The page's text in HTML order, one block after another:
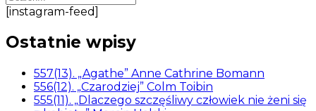
[instagram-feed]
Ostatnie wpisy
557(13). „Agathe” Anne Cathrine Bomann
556(12). „Czarodziej” Colm Toibin
555(11). „Dlaczego szczęśliwy człowiek nie żeni się